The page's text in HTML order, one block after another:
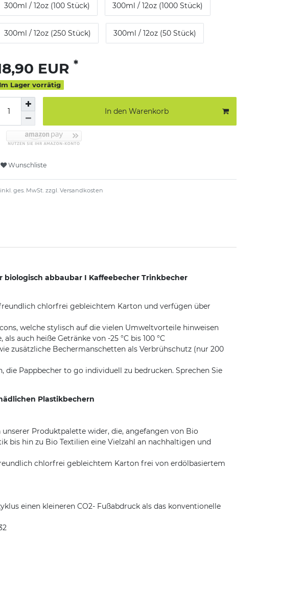
300ml / 12oz (100 Stück) 300ml / 12oz (1000 Stück)
300ml / 12oz (250 Stück) 300ml / 12oz (50 Stück)
EUR *
Im Lager vorrätig
In den Warenkorb
Wunschliste
ges. MwSt. zzgl. Versandkosten
biologisch abbaubar I Kaffeebecher Trinkbecher
chlorfrei gebleichtem Karton und verfügen über
welche stylisch auf die vielen Umweltvorteile hinweisen
auch heiße Getränke von -25 °C bis 100 °C
zusätzliche Bechermanschetten als Verbrühschutz (nur 200
Pappbecher to go individuell zu bedrucken. Sprechen Sie
Plastikbechern
Produktpalette wider, die, angefangen von Bio
bis hin zu Bio Textilien eine Vielzahl an nachhaltigen und
chlorfrei gebleichtem Karton frei von erdölbasiertem
einen kleineren CO2- Fußabdruck als das konventionelle